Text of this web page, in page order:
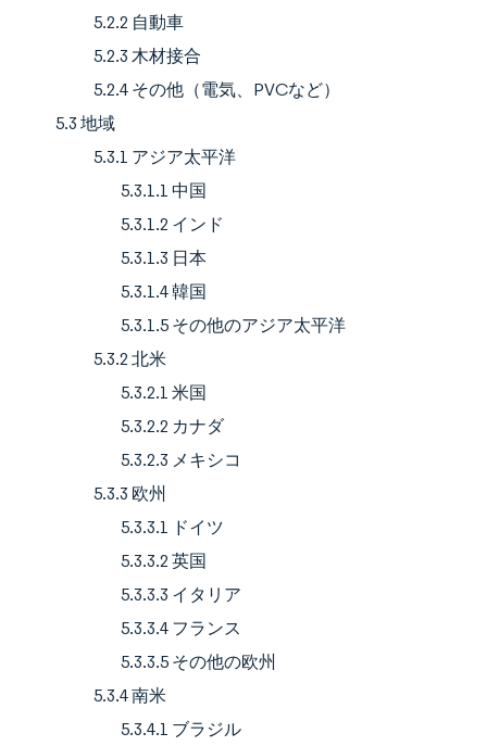
5.2.2 自動車
5.2.3 木材接合
5.2.4 その他（電気、PVCなど）
5.3 地域
5.3.1 アジア太平洋
5.3.1.1 中国
5.3.1.2 インド
5.3.1.3 日本
5.3.1.4 韓国
5.3.1.5 その他のアジア太平洋
5.3.2 北米
5.3.2.1 米国
5.3.2.2 カナダ
5.3.2.3 メキシコ
5.3.3 欧州
5.3.3.1 ドイツ
5.3.3.2 英国
5.3.3.3 イタリア
5.3.3.4 フランス
5.3.3.5 その他の欧州
5.3.4 南米
5.3.4.1 ブラジル